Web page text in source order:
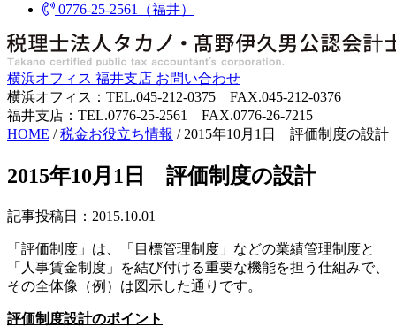
0776-25-2561（福井）
横浜オフィス 福井支店 お問い合わせ
横浜オフィス：TEL.045-212-0375 FAX.045-212-0376
福井支店：TEL.0776-25-2561 FAX.0776-26-7215
HOME /税金お役立ち情報 / 2015年10月1日 評価制度の設計
2015年10月1日 評価制度の設計
記事投稿日：2015.10.01
「評価制度」は、「目標管理制度」などの業績管理制度と
「人事賃金制度」を結び付ける重要な機能を担う仕組みで、
その全体像（例）は図示した通りです。
評価制度設計のポイント